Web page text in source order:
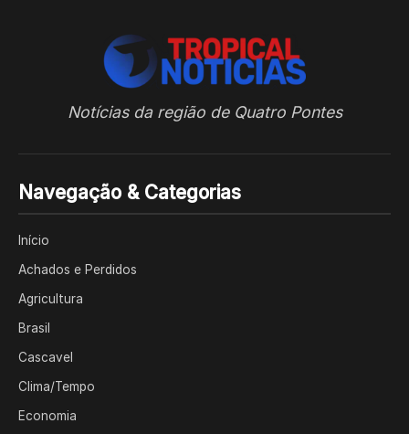
Notícias da região de Quatro Pontes
Navegação & Categorias
Início
Achados e Perdidos
Agricultura
Brasil
Cascavel
Clima/Tempo
Economia